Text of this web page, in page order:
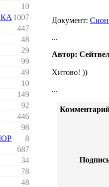
10
1007
447
48
29
99
49
10
149
92
446
98
8
687
34
78
48
Документ:
...
Автор:
Хитово! ))
...